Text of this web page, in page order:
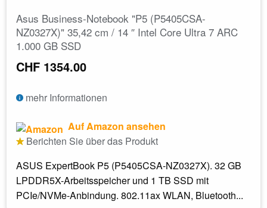
Asus Business-Notebook "P5 (P5405CSA-
NZ0327X)" 35,42 cm / 14 ″ Intel Core Ultra 7 ARC
1.000 GB SSD
CHF 1354.00
mehr Informationen
Auf Amazon ansehen
Berichten Sie über das Produkt
ASUS ExpertBook P5 (P5405CSA-NZ0327X). 32 GB
LPDDR5X-Arbeitsspeicher und 1 TB SSD mit
PCIe/NVMe-Anbindung. 802.11ax WLAN, Bluetooth...